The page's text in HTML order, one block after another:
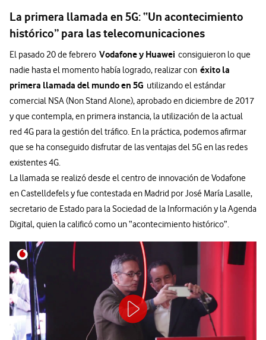
La primera llamada en 5G: “Un acontecimiento
histórico” para las telecomunicaciones
El pasado 20 de febrero Vodafone y Huawei consiguieron lo que
nadie hasta el momento había logrado, realizar con éxito la
primera llamada del mundo en 5G utilizando el estándar
comercial NSA (Non Stand Alone), aprobado en diciembre de 2017
y que contempla, en primera instancia, la utilización de la actual
red 4G para la gestión del tráfico. En la práctica, podemos afirmar
que se ha conseguido disfrutar de las ventajas del 5G en las redes
existentes 4G.
La llamada se realizó desde el centro de innovación de Vodafone
en Castelldefels y fue contestada en Madrid por José María Lasalle,
secretario de Estado para la Sociedad de la Información y la Agenda
Digital, quien la calificó como un “acontecimiento histórico”.